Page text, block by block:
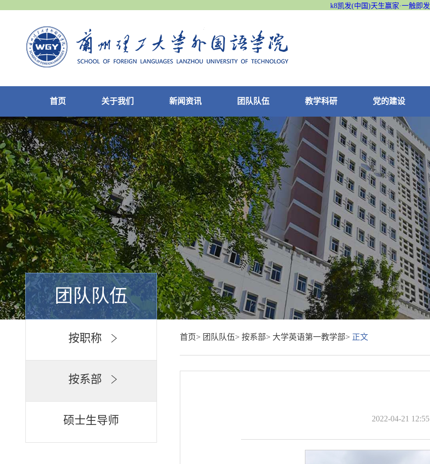
k8凯发(中国)天生赢家·一触即发
首页 关于我们 新闻资讯 团队队伍 教学科研 党的建设
团队队伍
按职称
按系部
硕士生导师
首页> 团队队伍> 按系部> 大学英语第一教学部> 正文
2022-04-21 12:55